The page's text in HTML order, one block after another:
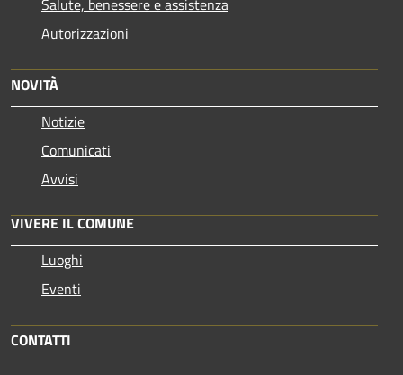
Salute, benessere e assistenza
Autorizzazioni
NOVITÀ
Notizie
Comunicati
Avvisi
VIVERE IL COMUNE
Luoghi
Eventi
CONTATTI